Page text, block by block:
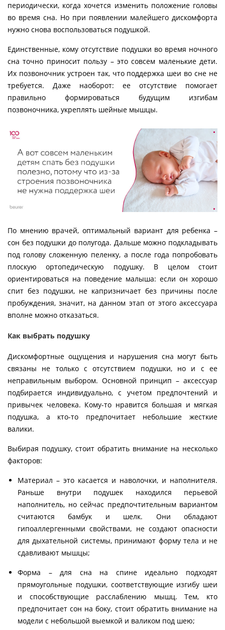
периодически, когда хочется изменить положение головы
во время сна. Но при появлении малейшего дискомфорта
нужно снова воспользоваться подушкой.
Единственные, кому отсутствие подушки во время ночного
сна точно приносит пользу – это совсем маленькие дети.
Их позвоночник устроен так, что поддержка шеи во сне не
требуется. Даже наоборот: ее отсутствие помогает
правильно формироваться будущим изгибам
позвоночника, укреплять шейные мышцы.
По мнению врачей, оптимальный вариант для ребенка –
сон без подушки до полугода. Дальше можно подкладывать
под голову сложенную пеленку, а после года попробовать
плоскую ортопедическую подушку. В целом стоит
ориентироваться на поведение малыша: если он хорошо
спит без подушки, не капризничает без причины после
пробуждения, значит, на данном этап от этого аксессуара
вполне можно отказаться.
Как выбрать подушку
Дискомфортные ощущения и нарушения сна могут быть
связаны не только с отсутствием подушки, но и с ее
неправильным выбором. Основной принцип – аксессуар
подбирается индивидуально, с учетом предпочтений и
привычек человека. Кому-то нравится большая и мягкая
подушка, а кто-то предпочитает небольшие жесткие
валики.
Выбирая подушку, стоит обратить внимание на несколько
факторов:
Материал – это касается и наволочки, и наполнителя.
Раньше внутри подушек находился перьевой
наполнитель, но сейчас предпочтительным вариантом
считаются бамбук и шелк. Они обладают
гипоаллергенными свойствами, не создают опасности
для дыхательной системы, принимают форму тела и не
сдавливают мышцы;
Форма – для сна на спине идеально подходят
прямоугольные подушки, соответствующие изгибу шеи
и способствующие расслаблению мышц. Тем, кто
предпочитает сон на боку, стоит обратить внимание на
модели с небольшой выемкой и валиком под шею;